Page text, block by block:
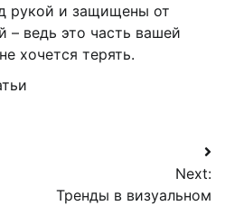
рукой и защищены от
ведь это часть вашей
хочется терять.
Next:
Тренды в визуальном